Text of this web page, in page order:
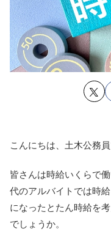
こんにちは、土木公務
皆さんは時給いくらで
代のアルバイトでは時
になったとたん時給を
でしょうか。